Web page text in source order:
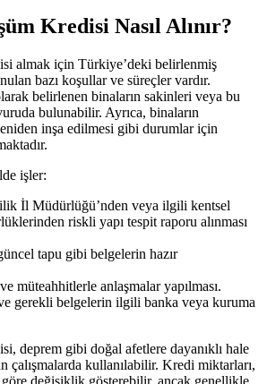
Kredisi Nasıl Alınır?
almak için Türkiye’deki belirlenmiş
bazı koşullar ve süreçler vardır.
belirlenen binaların sakinleri veya bu
bulunabilir. Ayrıca, binaların
inşa edilmesi gibi durumlar için
işler:
İl Müdürlüğü’nden veya ilgili kentsel
riskli yapı tespit raporu alınması
tapu gibi belgelerin hazır
müteahhitlerle anlaşmalar yapılması.
gerekli belgelerin ilgili banka veya kuruma
deprem gibi doğal afetlere dayanıklı hale
çalışmalarda kullanılabilir. Kredi miktarları,
göre değişiklik gösterebilir, ancak genellikle